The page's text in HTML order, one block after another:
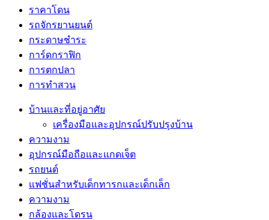
ราคาโดน
รถจักรยานยนต์
กระดาษชำระ
การ์ดกราฟิก
การตกปลา
การทำสวน
บ้านและที่อยู่อาศัย
เครื่องมือและอุปกรณ์ปรับปรุงบ้าน
ความงาม
อุปกรณ์มือถือและแกดเจ็ต
รถยนต์
แฟชั่นสำหรับเด็กทารกและเด็กเล็ก
ความงาม
กล้องและโดรน